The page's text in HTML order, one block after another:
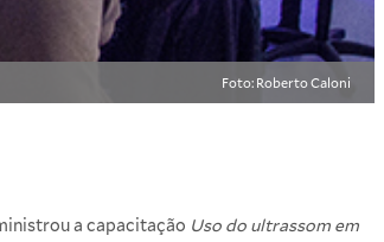
Foto: Roberto Caloni
a capacitação Uso do ultrassom em